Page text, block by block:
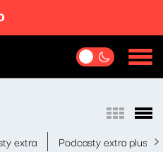
extra Podcasty extra plus